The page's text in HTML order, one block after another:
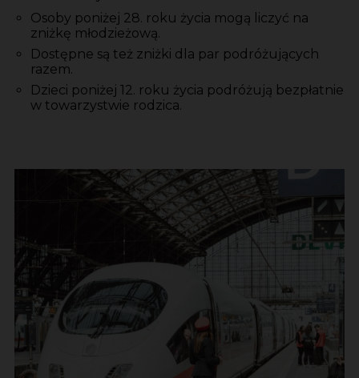
Osoby poniżej 28. roku życia mogą liczyć na
zniżkę młodzieżową.
Dostępne są też zniżki dla par podróżujących
razem.
Dzieci poniżej 12. roku życia podróżują bezpłatnie
w towarzystwie rodzica.